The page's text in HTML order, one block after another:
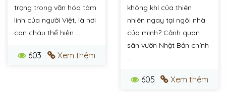
trọng trong văn hóa tâm
linh của người Việt, là nơi
con cháu thể hiện ...
603 Xem thêm
không khí của thiên
nhiên ngay tại ngôi nhà
của mình? Cảnh quan
sân vườn Nhật Bản chính
605 Xem thêm